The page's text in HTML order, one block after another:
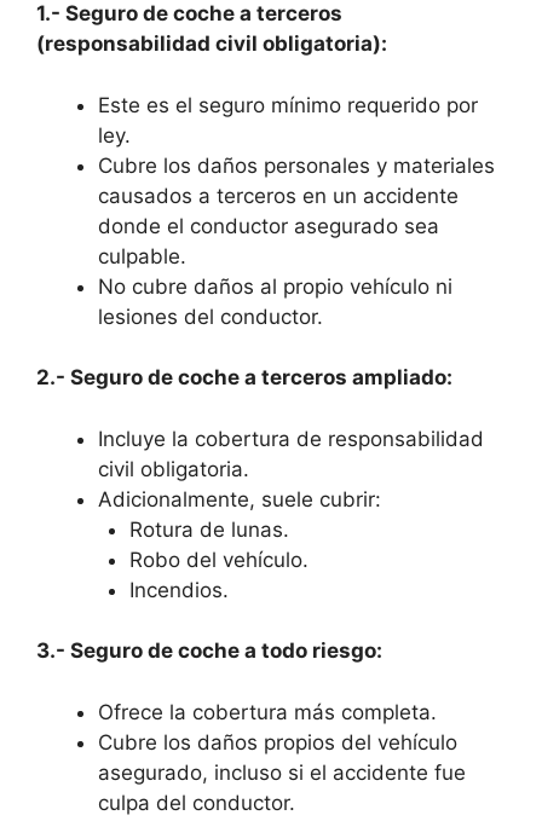
1.- Seguro de coche a terceros
(responsabilidad civil obligatoria):
Este es el seguro mínimo requerido por
ley.
Cubre los daños personales y materiales
causados a terceros en un accidente
donde el conductor asegurado sea
culpable.
No cubre daños al propio vehículo ni
lesiones del conductor.
2.- Seguro de coche a terceros ampliado:
Incluye la cobertura de responsabilidad
civil obligatoria.
Adicionalmente, suele cubrir:
Rotura de lunas.
Robo del vehículo.
Incendios.
3.- Seguro de coche a todo riesgo:
Ofrece la cobertura más completa.
Cubre los daños propios del vehículo
asegurado, incluso si el accidente fue
culpa del conductor.